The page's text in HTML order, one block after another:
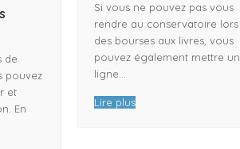
de
pouvez
et
En
Si vous ne pouvez pas vous
rendre au conservatoire lors
des bourses aux livres, vous
pouvez également mettre un
ligne…
Lire plus